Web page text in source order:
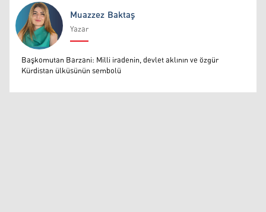
Muazzez Baktaş
Muazzez Baktaş
Yazar
Başkomutan Barzani: Milli iradenin, devlet aklının ve özgür
Kürdistan ülküsünün sembolü